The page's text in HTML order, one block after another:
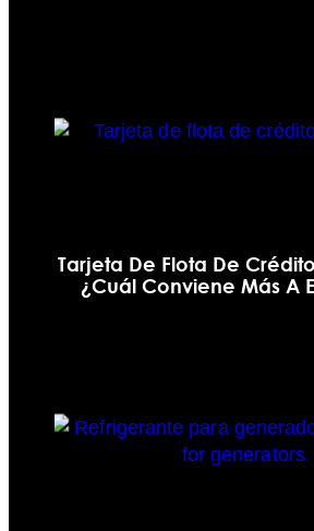
Tarjeta De Flota De
¿cuál Conviene Más A